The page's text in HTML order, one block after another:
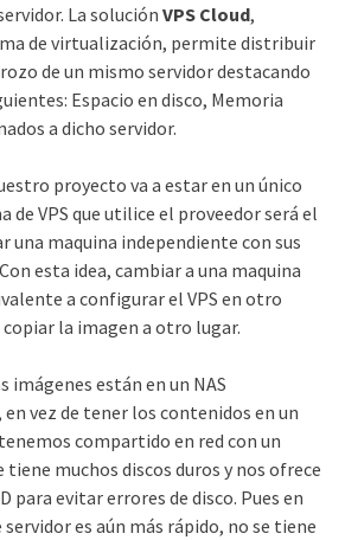
La solución VPS Cloud,
de virtualización, permite distribuir
de un mismo servidor destacando
Espacio en disco, Memoria
a dicho servidor.
proyecto va a estar en un único
de VPS que utilice el proveedor será el
una maquina independiente con sus
esta idea, cambiar a una maquina
a configurar el VPS en otro
la imagen a otro lugar.
imágenes están en un NAS
vez de tener los contenidos en un
compartido en red con un
tiene muchos discos duros y nos ofrece
para evitar errores de disco. Pues en
servidor es aún más rápido, no se tiene